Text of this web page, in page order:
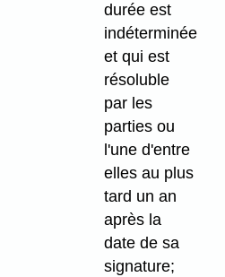
durée est
indéterminée
et qui est
résoluble
par les
parties ou
l'une d'entre
elles au plus
tard un an
après la
date de sa
signature;